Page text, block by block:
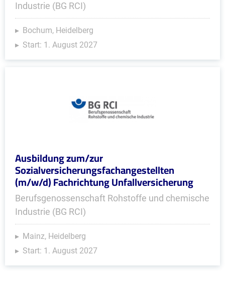
Industrie (BG RCI)
Bochum, Heidelberg
Start: 1. August 2027
Ausbildung zum/zur
Sozialversicherungsfachangestellten
(m/w/d) Fachrichtung Unfallversicherung
Berufsgenossenschaft Rohstoffe und chemische
Industrie (BG RCI)
Mainz, Heidelberg
Start: 1. August 2027